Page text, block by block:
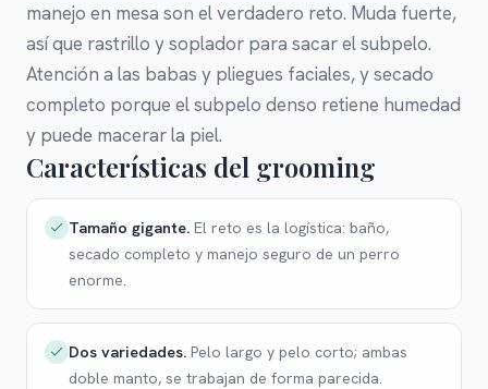
manejo en mesa son el verdadero reto. Muda fuerte,
así que rastrillo y soplador para sacar el subpelo.
Atención a las babas y pliegues faciales, y secado
completo porque el subpelo denso retiene humedad
y puede macerar la piel.
Características del grooming
Tamaño gigante. El reto es la logística: baño,
secado completo y manejo seguro de un perro
enorme.
Dos variedades. Pelo largo y pelo corto; ambas
doble manto, se trabajan de forma parecida.